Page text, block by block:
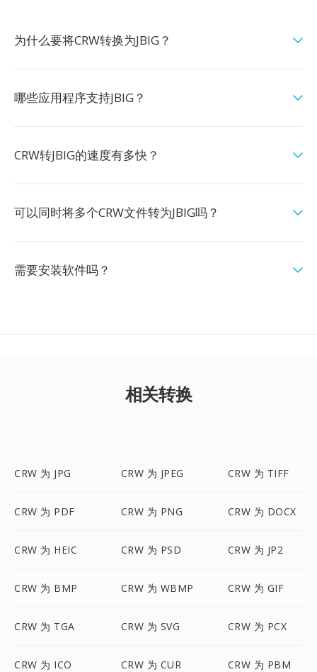
为什么要将CRW转换为JBIG？
哪些应用程序支持JBIG？
CRW转JBIG的速度有多快？
可以同时将多个CRW文件转为JBIG吗？
需要安装软件吗？
相关转换
CRW 为 JPG CRW 为 JPEG CRW 为 TIFF
CRW 为 PDF CRW 为 PNG CRW 为 DOCX
CRW 为 HEIC CRW 为 PSD CRW 为 JP2
CRW 为 BMP CRW 为 WBMP CRW 为 GIF
CRW 为 TGA CRW 为 SVG CRW 为 PCX
CRW 为 ICO CRW 为 CUR CRW 为 PBM